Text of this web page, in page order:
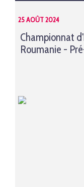
25 AOÛT 2024
Championnat
Roumanie -